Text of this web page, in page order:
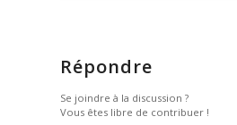
Répondre
Se joindre à la discussion ?
Vous êtes libre de contribuer !